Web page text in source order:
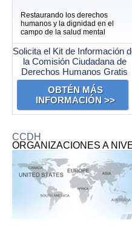
Restaurando los derechos
humanos y la dignidad en el
campo de la salud mental
Solicita el Kit de Información
la Comisión Ciudadana de
Derechos Humanos Gratis
OBTÉN MÁS
INFORMACIÓN >>
CCDH
ORGANIZACIONES A